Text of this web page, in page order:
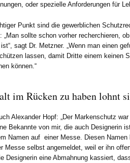
oder spezielle Anforderungen für
Punkt sind die gewerblichen
„Man sollte schon vorher recherchieren,
sagt Dr. Metzner. „Wenn man einen
lassen, damit Dritte einem keinen
können.“
im Rücken zu haben lohnt
Alexander Hopf: „Der Markenschutz
Bekannte von mir, die auch Designerin
Namen auf einer Messe. Diesen Namen
Messe selbst angemeldet, weil er ihn
Designerin eine Abmahnung kassiert,